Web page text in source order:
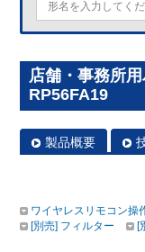
店舗・事務所
RP56FA19
製品概要
ワイヤレスリモコン操
[別売] フィルター
[